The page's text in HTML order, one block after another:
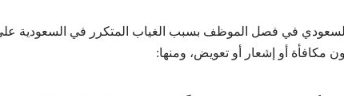
العمل السعودي في فصل الموظف بسبب الغياب المتكرر في السعودية
مكافأة أو إشعار أو تعويض، ومنها: